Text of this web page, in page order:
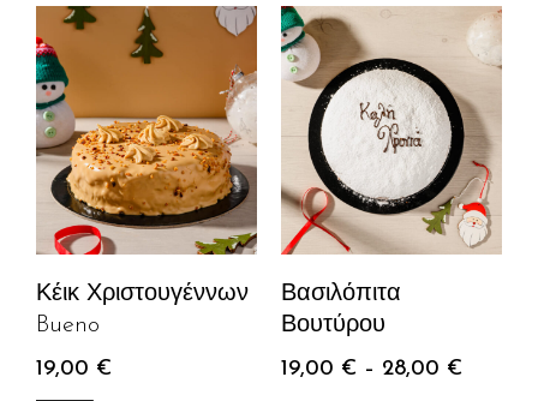
Κέικ Χριστουγέννων
Bueno
19,00 €
Βασιλόπιτα
Βουτύρου
19,00 € – 28,00 €